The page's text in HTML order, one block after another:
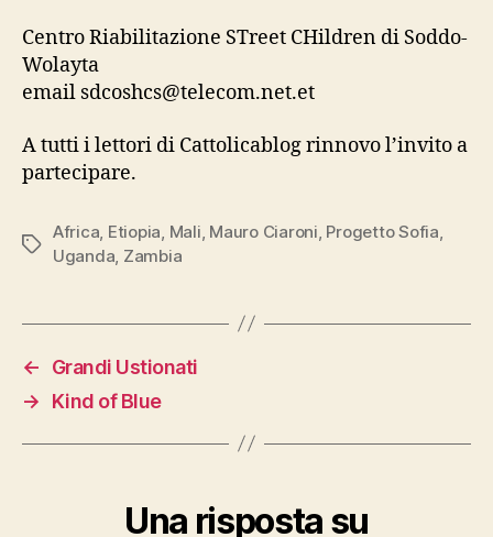
Centro Riabilitazione STreet CHildren di Soddo-
Wolayta
email sdcoshcs@telecom.net.et
A tutti i lettori di Cattolicablog rinnovo l’invito a
partecipare.
Tag
Africa Etiopia Mali Mauro Ciaroni Progetto Sofia
Uganda Zambia
←
Grandi Ustionati
→
Kind of Blue
Una risposta su